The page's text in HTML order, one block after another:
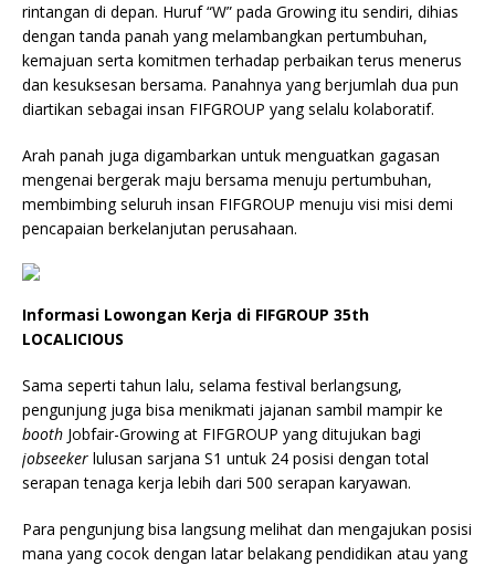
rintangan di depan. Huruf “W” pada Growing itu sendiri, dihias
dengan tanda panah yang melambangkan pertumbuhan,
kemajuan serta komitmen terhadap perbaikan terus menerus
dan kesuksesan bersama. Panahnya yang berjumlah dua pun
diartikan sebagai insan FIFGROUP yang selalu kolaboratif.
Arah panah juga digambarkan untuk menguatkan gagasan
mengenai bergerak maju bersama menuju pertumbuhan,
membimbing seluruh insan FIFGROUP menuju visi misi demi
pencapaian berkelanjutan perusahaan.
Informasi Lowongan Kerja di FIFGROUP 35th
LOCALICIOUS
Sama seperti tahun lalu, selama festival berlangsung,
pengunjung juga bisa menikmati jajanan sambil mampir ke
booth Jobfair-Growing at FIFGROUP yang ditujukan bagi
jobseeker lulusan sarjana S1 untuk 24 posisi dengan total
serapan tenaga kerja lebih dari 500 serapan karyawan.
Para pengunjung bisa langsung melihat dan mengajukan posisi
mana yang cocok dengan latar belakang pendidikan atau yang